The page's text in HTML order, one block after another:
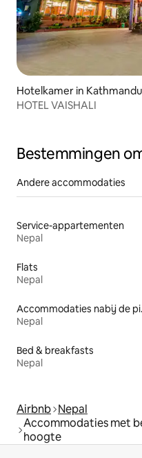
Hotelkamer in Kathmandu
HOTEL VAISHALI
Bestemmingen
Andere accommodaties
Service-appartementen
Nepal
Flats
Nepal
Nepal
Bed & breakfasts
Nepal
Airbnb Nepal
Accommodaties met
hoogte